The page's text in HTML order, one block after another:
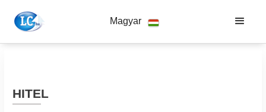
Magyar
HITEL